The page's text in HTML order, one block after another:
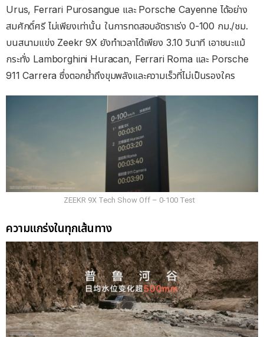
Urus, Ferrari Purosangue และ Porsche Cayenne ได้อย่าง
สมศักดิ์ศรี ไม่เพียงเท่านั้น ในการทดสอบอัตราเร่ง 0-100 กม./ชม.
บนสนามแข่ง Zeekr 9X ยังทำเวลาได้เพียง 3.10 วินาที เอาชนะแม้
กระทั่ง Lamborghini Huracan, Ferrari Roma และ Porsche
911 Carrera ซึ่งตอกย้ำถึงขุมพลังและความเร็วที่ไม่เป็นรองใคร
ZEEKR 9X Tech Show Off – 0-100 Test
ความแกร่งในทุกเส้นทาง